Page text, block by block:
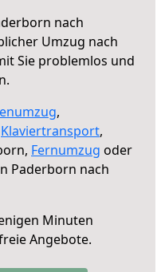
nach
Umzug nach
Sie problemlos und
,
Klaviertransport,
Fernumzug oder
Paderborn nach
Minuten
Angebote.